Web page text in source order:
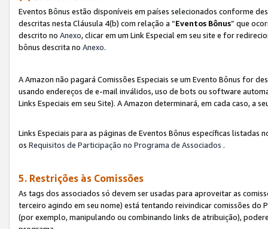
Eventos Bônus estão disponíveis em países selecionados conforme
descritas nesta Cláusula 4(b) com relação a “Eventos Bônus” que
descrito no Anexo, clicar em um Link Especial em seu site e for
bônus descrita no Anexo.
A Amazon não pagará Comissões Especiais se um Evento Bônus for
usando endereços de e-mail inválidos, uso de bots ou software
Links Especiais em seu Site). A Amazon determinará, em cada caso, a
Links Especiais para as páginas de Eventos Bônus específicas listadas
os Requisitos de Participação no Programa de Associados .
5. Restrições às Comissões
As tags dos associados só devem ser usadas para aproveitar as
terceiro agindo em seu nome) está tentando reivindicar comissões
(por exemplo, manipulando ou combinando links de atribuição),